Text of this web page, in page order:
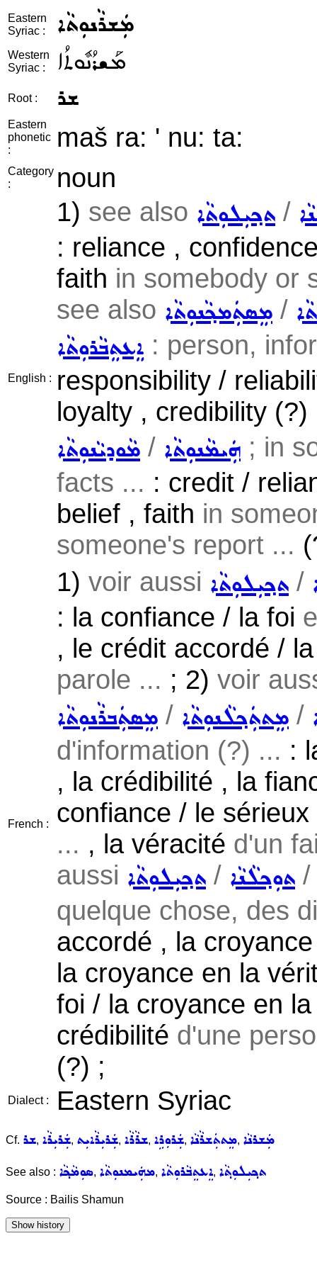
Eastern
Syriac :
ܡܲܫܪܵܢܘܼܬܵܐ
Western
Syriac :
ܡܰܫܪܳܢܽܘܬܳܐ
Root : ܫܪ
Eastern
phonetic
:
maš ra: ' nu: ta:
Category
:
noun
English :
1) see also ܬܟ݂ܝܼܠܘܼܬܵܐ /
: reliance ,
faith in somebody or
see also ܡܸܣܬܲܡܟ݂ܵܢܘܼܬܵܐ /
ܐܸܥܬܸܒܵܪܘܼܬܵܐ : person,
responsibility /
loyalty , credibility
ܡܵܘܕܝܵܢܘܼܬܵܐ / ܗܲܝܡܵܢܘܼܬܵܐ ; in
facts ... : credit /
belief , faith in
someone's report ...
French :
1) voir aussi ܬܟ݂ܝܼܠܘܼܬܵܐ /
: la confiance / la foi
, le crédit accordé /
parole ... ; 2) voir
ܡܸܣܬܲܒܪܵܢܘܼܬܵܐ / ܡܸܬܬܲܟ݂ܠܵܢܘܼܬܵܐ /
d'information (?) ... :
, la crédibilité , la
confiance / le
... , la véracité d'un
aussi ܬܟ݂ܝܼܠܘܼܬܵܐ / ܬܘܼܟ݂ܠܵܢܵܐ
quelque chose, des
accordé , la
la croyance en la
foi / la croyance en
crédibilité d'une
(?) ;
Dialect : Eastern Syriac
Cf. ܫܪ, ܫܲܪܝܼܪܵܐ, ܫܲܪܝܼܪܵܐܝܼܬ, ܫܪܵܪܵܐ, ܫܲܪܘܼܪܹܐ, ܡܸܬܬܲܫܪܵܢܵܐ, ܡܲܫܪܢܵܐ
See also : ܣܘܼܡܵܟ݂ܵܐ, ܡܗܲܝܡܢܘܼܬܵܐ, ܐܸܥܬܸܒܵܪܘܼܬܵܐ, ܬܟ݂ܝܼܠܘܼܬ݂ܵܐ
Source : Bailis Shamun